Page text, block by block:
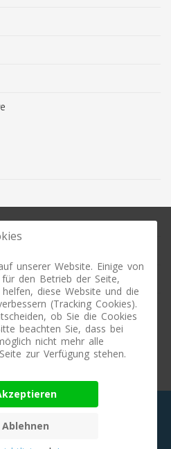
All rights reserved. Profimasking -
Retuschen, Bildbearbeitung,
unserer Website. Einige von
den Betrieb der Seite,
diese Website und die
(Tracking Cookies).
ob Sie die Cookies
beachten Sie, dass bei
nicht mehr alle
zur Verfügung stehen.
Ablehnen